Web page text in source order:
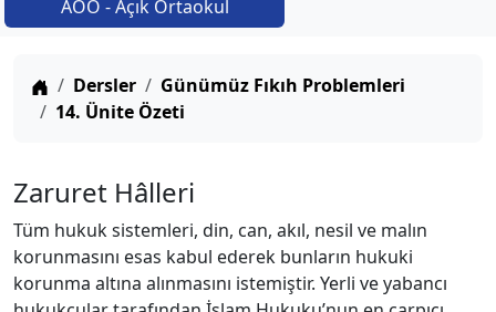
AÖO - Açık Ortaokul
Anasayfa
Dersler
Günümüz Fıkıh Problemleri
14. Ünite Özeti
Zaruret Hâlleri
Tüm hukuk sistemleri, din, can, akıl, nesil ve malın
korunmasını esas kabul ederek bunların hukuki
korunma altına alınmasını istemiştir. Yerli ve yabancı